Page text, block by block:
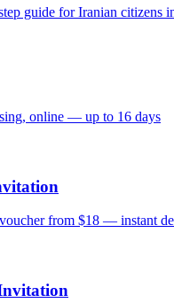
guide forIranian citizens
online — up to 16 days
from $18 — instant